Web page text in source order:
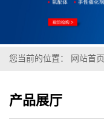
您当前的位置： 网站首页
产品展厅